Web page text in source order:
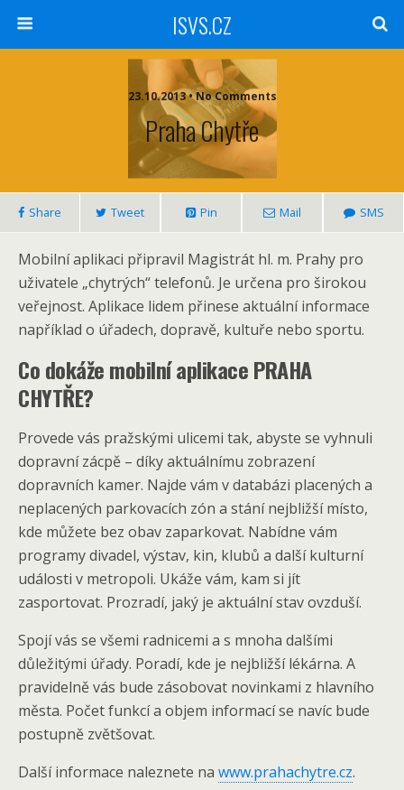
ISVS.CZ
23.10.2013 • No Comments
Praha Chytře
Share Tweet Pin Mail SMS
Mobilní aplikaci připravil Magistrát hl. m. Prahy pro
uživatele „chytrých“ telefonů. Je určena pro širokou
veřejnost. Aplikace lidem přinese aktuální informace
například o úřadech, dopravě, kultuře nebo sportu.
Co dokáže mobilní aplikace PRAHA
CHYTŘE?
Provede vás pražskými ulicemi tak, abyste se vyhnuli
dopravní zácpě – díky aktuálnímu zobrazení
dopravních kamer. Najde vám v databázi placených a
neplacených parkovacích zón a stání nejbližší místo,
kde můžete bez obav zaparkovat. Nabídne vám
programy divadel, výstav, kin, klubů a další kulturní
události v metropoli. Ukáže vám, kam si jít
zasportovat. Prozradí, jaký je aktuální stav ovzduší.
Spojí vás se všemi radnicemi a s mnoha dalšími
důležitými úřady. Poradí, kde je nejbližší lékárna. A
pravidelně vás bude zásobovat novinkami z hlavního
města. Počet funkcí a objem informací se navíc bude
postupně zvětšovat.
Další informace naleznete na www.prahachytre.cz.